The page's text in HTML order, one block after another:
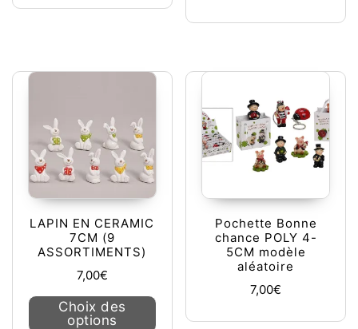
LAPIN EN CERAMIC
7CM (9
ASSORTIMENTS)
7,00€
Choix des
options
Ce produit a plusieurs variations.
Pochette Bonne
chance POLY 4-
5CM modèle
aléatoire
7,00€